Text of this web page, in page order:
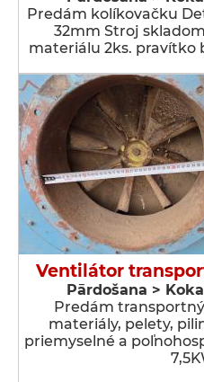
Predám kolíkovačku
32mm Stroj
materiálu 2ks. pravítko
Ventilátor
Pārdošana >
Predám
materiály, pelety,
priemyselné a